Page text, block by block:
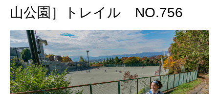
山公園］トレイル NO.756